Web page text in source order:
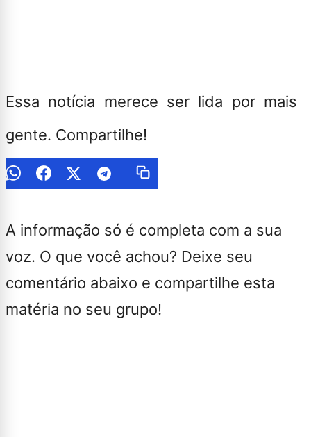
Essa notícia merece ser lida por mais
gente. Compartilhe!
A informação só é completa com a sua
voz. O que você achou? Deixe seu
comentário abaixo e compartilhe esta
matéria no seu grupo!